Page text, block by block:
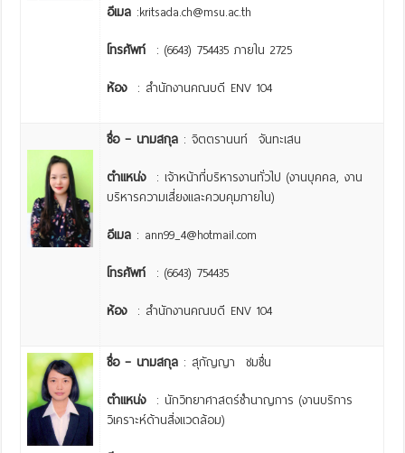
อีเมล :kritsada.ch@msu.ac.th
โทรศัพท์: (6643) 754435 ภายใน 2725
ห้อง : สำนักงานคณบดี ENV 104
ชื่อ – นามสกุล : จิตตรานนท์ จันทะเสน
ตำแหน่ง: เจ้าหน้าที่บริหารงานทั่วไป (งานบุคคล, งาน
บริหารความเสี่ยงและควบคุมภายใน)
อีเมล : ann99_4@hotmail.com
โทรศัพท์: (6643) 754435
ห้อง : สำนักงานคณบดี ENV 104
ชื่อ – นามสกุล : สุกัญญา ชมชื่น
ตำแหน่ง: นักวิทยาศาสตร์ชำนาญการ (งานบริการ
วิเคราะห์ด้านสิ่งแวดล้อม)